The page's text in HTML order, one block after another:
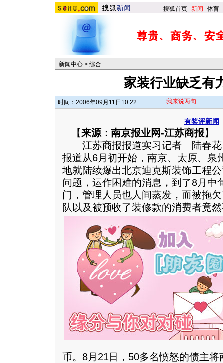
搜狐首页-新闻 -体育-
新闻中心 > 综合
家装行业缺乏有
时间：2006年09月11日10:22 我来说两句
有奖评新闻
【来源：南京报业网-江苏商报】
江苏商报报道实习记者 陆
报道从6月初开始，南京、太原、泉
地就陆续爆出北京迪克斯装饰工程
问题，运作困难的消息，到了8月中
门，管理人员也人间蒸发，而被拖
队以及被预收了装修款的消费者竟
币。8月21日，50多名愤怒的债主将